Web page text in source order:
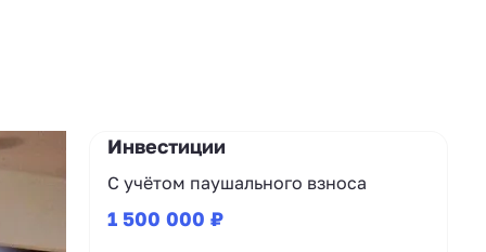
Инвестиции
С учётом паушального взноса
1 500 000 ₽